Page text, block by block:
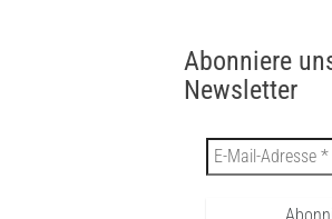
Abonniere
Newsletter